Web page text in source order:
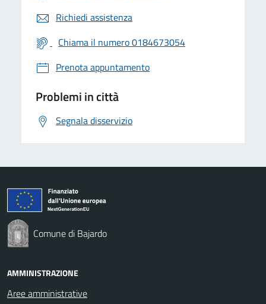
Richiedi assistenza
Chiama il numero 0184673054
Prenota appuntamento
Problemi in città
Segnala disservizio
Comune di Bajardo
AMMINISTRAZIONE
Aree amministrative